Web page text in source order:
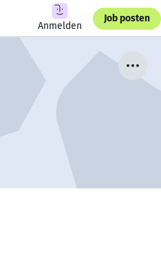
Anmelden
Job posten